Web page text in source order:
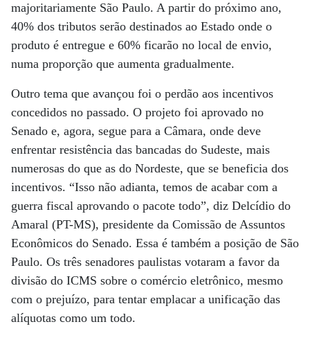
majoritariamente São Paulo. A partir do próximo ano,
40% dos tributos serão destinados ao Estado onde o
produto é entregue e 60% ficarão no local de envio,
numa proporção que aumenta gradualmente.
Outro tema que avançou foi o perdão aos incentivos
concedidos no passado. O projeto foi aprovado no
Senado e, agora, segue para a Câmara, onde deve
enfrentar resistência das bancadas do Sudeste, mais
numerosas do que as do Nordeste, que se beneficia dos
incentivos. “Isso não adianta, temos de acabar com a
guerra fiscal aprovando o pacote todo”, diz Delcídio do
Amaral (PT-MS), presidente da Comissão de Assuntos
Econômicos do Senado. Essa é também a posição de São
Paulo. Os três senadores paulistas votaram a favor da
divisão do ICMS sobre o comércio eletrônico, mesmo
com o prejuízo, para tentar emplacar a unificação das
alíquotas como um todo.